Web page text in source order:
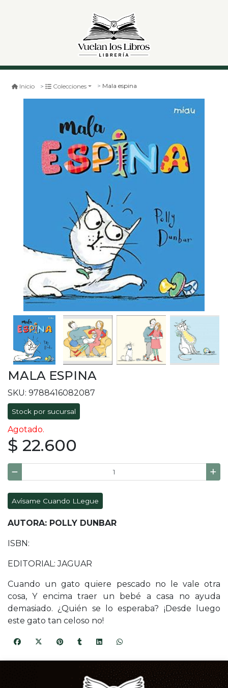
Inicio Colecciones Mala espina
MALA ESPINA
SKU: 9788416082087
Stock por sucursal
Agotado.
$ 22.600
Avísame Cuando LLegue
AUTORA: POLLY DUNBAR
ISBN:
EDITORIAL: JAGUAR
Cuando un gato quiere pescado no le vale otra
cosa, Y encima traer un bebé a casa no ayuda
demasiado. ¿Quién se lo esperaba? ¡Desde luego
este gato tan celoso no!